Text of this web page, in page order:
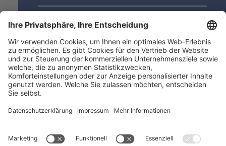
Datenschutz (Info)
Niederstätter AG
Standorte
Nützliche Links